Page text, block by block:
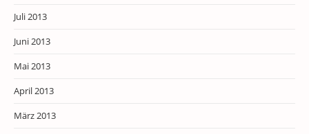
Juli 2013
Juni 2013
Mai 2013
April 2013
März 2013